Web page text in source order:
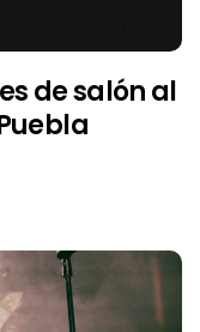
de salón al